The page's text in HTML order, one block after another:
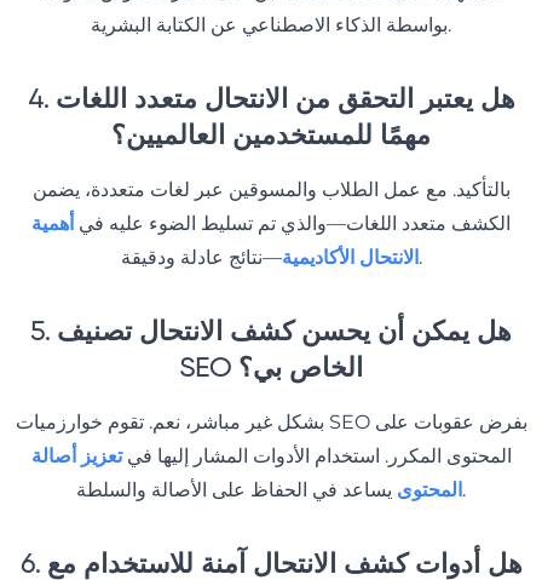
بواسطة الذكاء الاصطناعي عن الكتابة البشرية.
4. هل يعتبر التحقق من الانتحال متعدد اللغات
مهمًا للمستخدمين العالميين؟
بالتأكيد. مع عمل الطلاب والمسوقين عبر لغات متعددة، يضمن
الكشف متعدد اللغات—والذي تم تسليط الضوء عليه في أهمية
الانتحال الأكاديمية—نتائج عادلة ودقيقة.
5. هل يمكن أن يحسن كشف الانتحال تصنيف
SEO الخاص بي؟
بشكل غير مباشر، نعم. تقوم خوارزميات SEO بفرض عقوبات على
المحتوى المكرر. استخدام الأدوات المشار إليها فيتعزيز أصالة
المحتوىيساعد في الحفاظ على الأصالة والسلطة.
6. هل أدوات كشف الانتحال آمنة للاستخدام مع